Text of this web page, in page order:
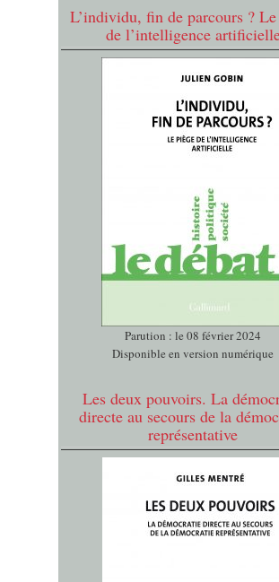
L’individu, fin de parcours ?
de l’intelligence
Parution : le 08 février 2024
Disponible en version numérique
Les deux pouvoirs. La
directe au secours de la
représentative